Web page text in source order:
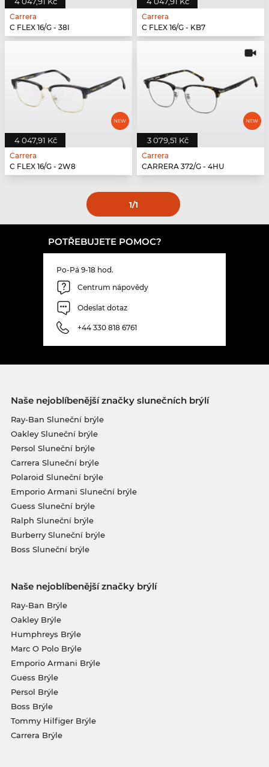
Carrera
C FLEX 16/G - 38I
Carrera
C FLEX 16/G - KB7
4 047,91 Kč
Carrera
C FLEX 16/G - 2W8
3 079,51 Kč
Carrera
CARRERA 372/G - 4HU
1/1
POTŘEBUJETE POMOC?
Po-Pá 9-18 hod.
Centrum nápovědy
Odeslat dotaz
+44 330 818 6761
Naše nejoblíbenější značky slunečních brýlí
Ray-Ban Sluneční brýle
Oakley Sluneční brýle
Persol Sluneční brýle
Carrera Sluneční brýle
Polaroid Sluneční brýle
Emporio Armani Sluneční brýle
Guess Sluneční brýle
Ralph Sluneční brýle
Burberry Sluneční brýle
Boss Sluneční brýle
Naše nejoblíbenější značky brýlí
Ray-Ban Brýle
Oakley Brýle
Humphreys Brýle
Marc O Polo Brýle
Emporio Armani Brýle
Guess Brýle
Persol Brýle
Boss Brýle
Tommy Hilfiger Brýle
Carrera Brýle